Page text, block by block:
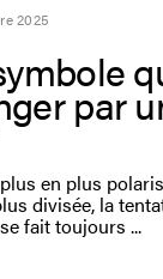
2025
par
en plus
divisée, la
fait toujours